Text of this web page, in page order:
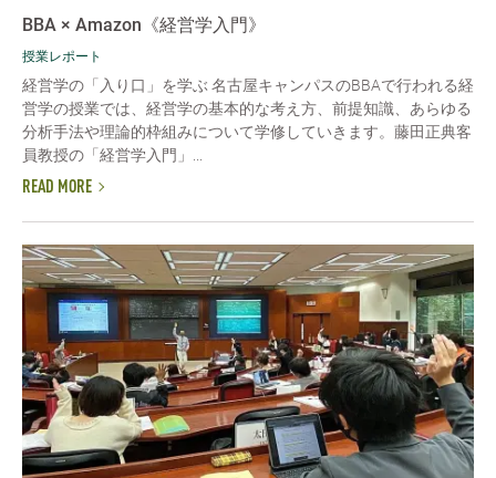
BBA × Amazon《経営学入門》
授業レポート
経営学の「入り口」を学ぶ 名古屋キャンパスのBBAで行われる経
営学の授業では、経営学の基本的な考え方、前提知識、あらゆる
分析手法や理論的枠組みについて学修していきます。藤田正典客
員教授の「経営学入門」...
READ MORE